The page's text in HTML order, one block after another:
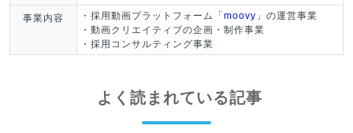
事業内容 ・採用動画プラットフォーム「 moovy 」の運営事業
・動画クリエイティブの企画・制作事業
・採用コンサルティング事業
よく読まれている記事